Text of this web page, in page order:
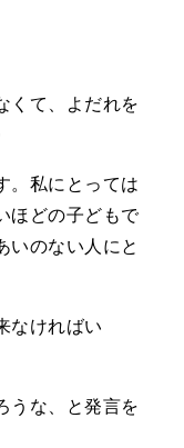
くて、よだれを
。私にとっては
ほどの子どもで
いのない人にと
なければい
うな、と発言を